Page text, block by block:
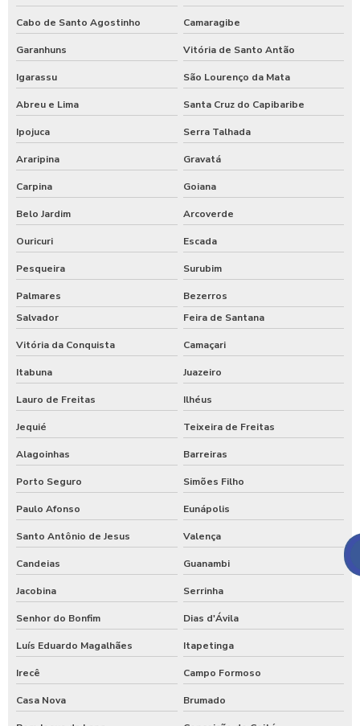
Cabo de Santo Agostinho Camaragibe
Garanhuns Vitória de Santo Antão
Igarassu São Lourenço da Mata
Abreu e Lima Santa Cruz do Capibaribe
Ipojuca Serra Talhada
Araripina Gravatá
Carpina Goiana
Belo Jardim Arcoverde
Ouricuri Escada
Pesqueira Surubim
Palmares
Bezerros
Salvador
Feira de Santana
Vitória da Conquista Camaçari
Itabuna Juazeiro
Lauro de Freitas Ilhéus
Jequié Teixeira de Freitas
Alagoinhas Barreiras
Porto Seguro Simões Filho
Paulo Afonso Eunápolis
Santo Antônio de Jesus Valença
Candeias Guanambi
Jacobina Serrinha
Senhor do Bonfim Dias d'Ávila
Luís Eduardo Magalhães Itapetinga
Irecê Campo Formoso
Casa Nova Brumado